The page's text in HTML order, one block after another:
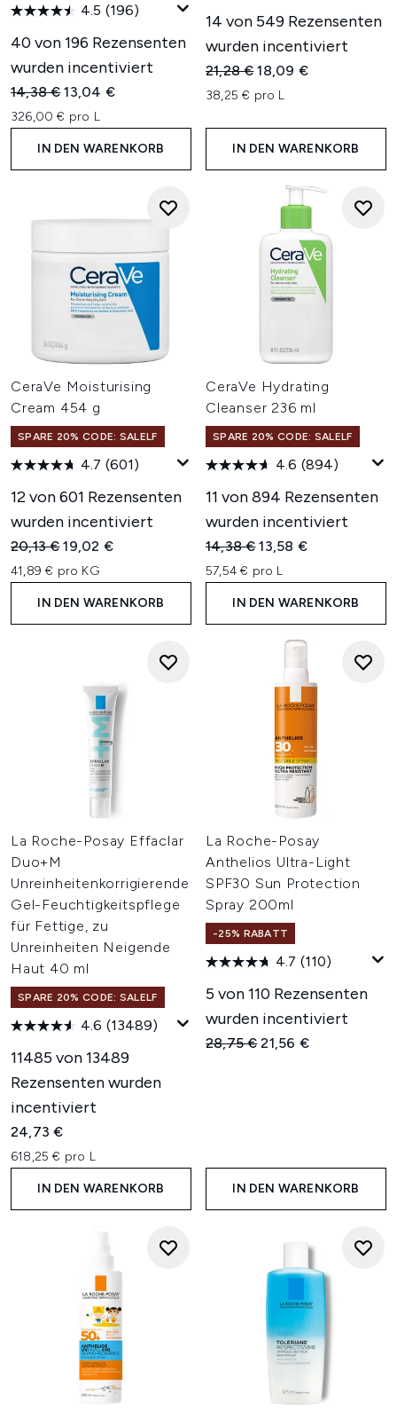
4.5 (196)
40 von 196 Rezensenten
wurden incentiviert
Unverbindliche Preisempfehlung:
14,38 €Aktueller Preis:
13,04 €
326,00 € pro L
IN DEN WARENKORB
14 von 549 Rezensenten
wurden incentiviert
Unverbindliche
21,28 €Aktueller Preis:
18,09 €
38,25 € pro L
IN DEN WARENKORB
CeraVe Moisturising
Cream 454 g
SPARE 20% CODE: SALELF
4.7 (601)
12 von 601 Rezensenten
wurden incentiviert
Unverbindliche Preisempfehlung:
20,13 €Aktueller Preis:
19,02 €
41,89 € pro KG
IN DEN WARENKORB
CeraVe Hydrating
Cleanser 236 ml
SPARE 20% CODE: SALELF
4.6 (894)
11 von 894 Rezensenten
wurden incentiviert
Unverbindliche
14,38 €Aktueller Preis:
13,58 €
57,54 € pro L
IN DEN WARENKORB
La Roche-Posay Effaclar
Duo+M
Unreinheitenkorrigierende
Gel-Feuchtigkeitspflege
für Fettige, zu
Unreinheiten Neigende
Haut 40 ml
SPARE 20% CODE: SALELF
4.6 (13489)
11485 von 13489
Rezensenten wurden
incentiviert
24,73 €
618,25 € pro L
IN DEN WARENKORB
La Roche-Posay
Anthelios Ultra-Light
SPF30 Sun Protection
Spray 200ml
-25% RABATT
4.7 (110)
5 von 110 Rezensenten
wurden incentiviert
Unverbindliche
28,75 €Aktueller Preis:
21,56 €
IN DEN WARENKORB